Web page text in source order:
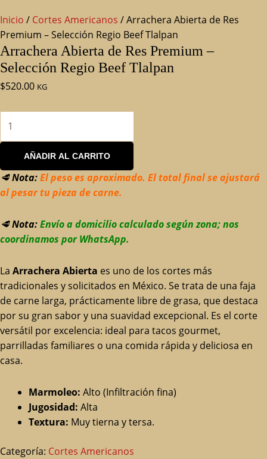
Inicio / Cortes Americanos / Arrachera Abierta de Res
Premium – Selección Regio Beef Tlalpan
Arrachera Abierta de Res Premium –
Selección Regio Beef Tlalpan
$520.00 KG
AÑADIR AL CARRITO
🥩Nota:El peso es aproximado. El total final se ajustará
al pesar tu pieza de carne.
🥩Nota:Envío a domicilio calculado según zona; nos
coordinamos por WhatsApp.
La Arrachera Abierta es uno de los cortes más
tradicionales y solicitados en México. Se trata de una faja
de carne larga, prácticamente libre de grasa, que destaca
por su gran sabor y una suavidad excepcional. Es el corte
versátil por excelencia: ideal para tacos gourmet,
parrilladas familiares o una comida rápida y deliciosa en
casa.
Marmoleo: Alto (Infiltración fina)
Jugosidad: Alta
Textura: Muy tierna y tersa.
Categoría: Cortes Americanos